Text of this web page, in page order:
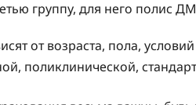
группу, для него полис
от возраста, пола,
поликлинической,